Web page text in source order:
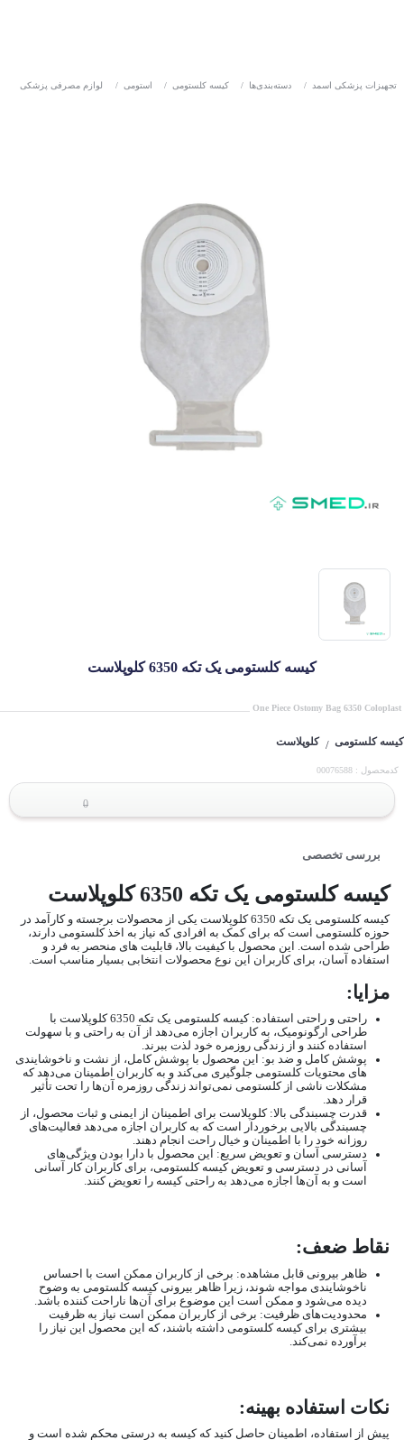
تجهیزات پزشکی اسمد / دسته‌بندی‌ها / کیسه کلستومی / استومی / لوازم مصرفی پزشکی
کیسه کلستومی یک تکه 6350 کلوپلاست
One Piece Ostomy Bag 6350 Coloplast
کیسه کلستومی / کلوپلاست
کدمحصول : 00076588
0
بررسی تخصصی
کیسه کلستومی یک تکه 6350 کلوپلاست
کیسه کلستومی یک تکه 6350 کلوپلاست یکی از محصولات برجسته و کارآمد در
حوزه کلستومی است که برای کمک به افرادی که نیاز به اخذ کلستومی دارند،
طراحی شده است. این محصول با کیفیت بالا، قابلیت های منحصر به فرد و
استفاده آسان، برای کاربران این نوع محصولات انتخابی بسیار مناسب است.
مزایا:
راحتی و راحتی استفاده: کیسه کلستومی یک تکه 6350 کلوپلاست با
طراحی ارگونومیک، به کاربران اجازه می‌دهد از آن به راحتی و با سهولت
استفاده کنند و از زندگی روزمره خود لذت ببرند.
پوشش کامل و ضد بو: این محصول با پوشش کامل، از نشت و ناخوشایندی
های محتویات کلستومی جلوگیری می‌کند و به کاربران اطمینان می‌دهد که
مشکلات ناشی از کلستومی نمی‌تواند زندگی روزمره آن‌ها را تحت تأثیر
قرار دهد.
قدرت چسبندگی بالا: کلوپلاست برای اطمینان از ایمنی و ثبات محصول، از
چسبندگی بالایی برخوردار است که به کاربران اجازه می‌دهد فعالیت‌های
روزانه خود را با اطمینان و خیال راحت انجام دهند.
دسترسی آسان و تعویض سریع: این محصول با دارا بودن ویژگی‌های
آسانی در دسترسی و تعویض کیسه کلستومی، برای کاربران کار آسانی
است و به آن‌ها اجازه می‌دهد به راحتی کیسه را تعویض کنند.
نقاط ضعف:
ظاهر بیرونی قابل مشاهده: برخی از کاربران ممکن است با احساس
ناخوشایندی مواجه شوند، زیرا ظاهر بیرونی کیسه کلستومی به وضوح
دیده می‌شود و ممکن است این موضوع برای آن‌ها ناراحت کننده باشد.
محدودیت‌های ظرفیت: برخی از کاربران ممکن است نیاز به ظرفیت
بیشتری برای کیسه کلستومی داشته باشند، که این محصول این نیاز را
برآورده نمی‌کند.
نکات استفاده بهینه:
پیش از استفاده، اطمینان حاصل کنید که کیسه به درستی محکم شده است و